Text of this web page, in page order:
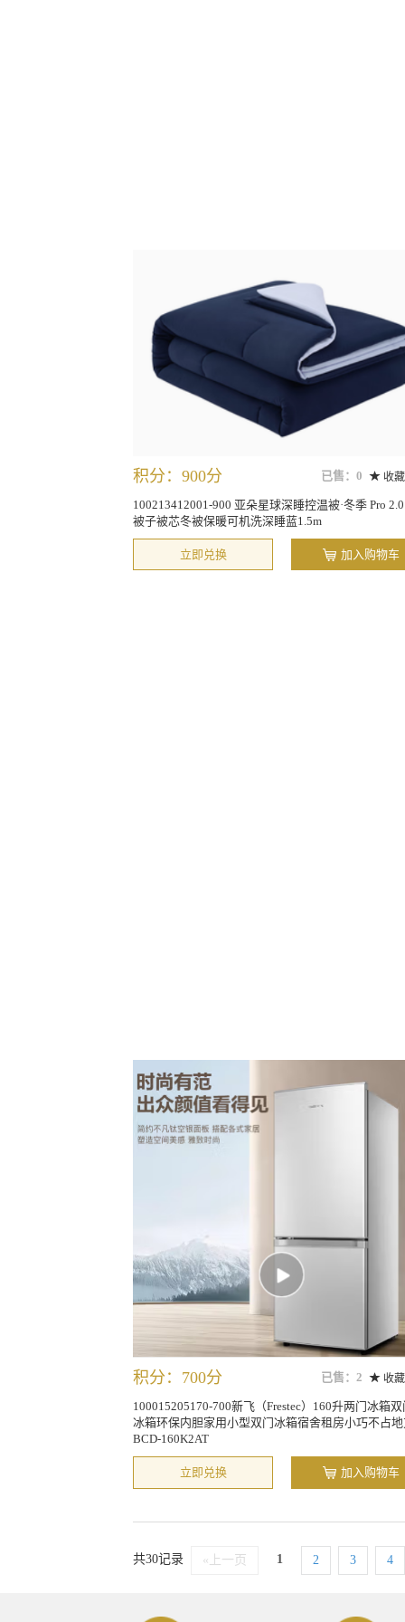
已售：0 收
积分：900分
100213412001-900 亚朵星球深睡控温被·冬季 Pro
被子被芯冬被保暖可机洗深睡蓝1.5m
立即兑换 加入购物车
已售：2 收
积分：700分
100015205170-700新飞（Frestec）160升两门冰箱
冰箱环保内胆家用小型双门冰箱宿舍租房小巧不占
BCD-160K2AT
立即兑换 加入购物车
共30记录 «上一页 1 2 3 4